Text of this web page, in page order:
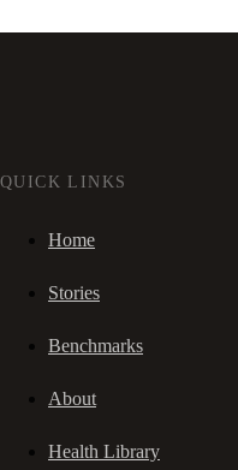
QUICK LINKS
Home
Stories
Benchmarks
About
Health Library